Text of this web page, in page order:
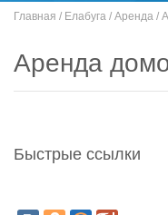
Главная / Елабуга / Аренда /
Аренда
Быстрые ссылки